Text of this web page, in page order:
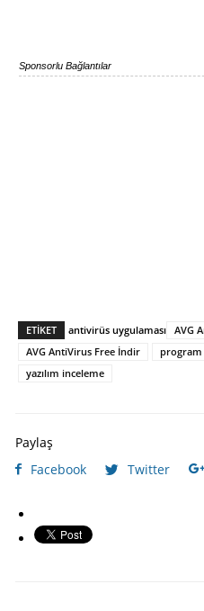
Sponsorlu Bağlantılar
ETIKET antivirüs uygulaması AVG
AVG AntiVirus Free İndir
program
yazılım inceleme
Paylaş
Facebook
Twitter